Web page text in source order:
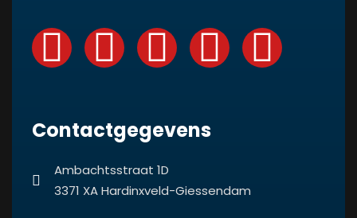
Contactgegevens
Ambachtsstraat 1D
3371 XA Hardinxveld-Giessendam